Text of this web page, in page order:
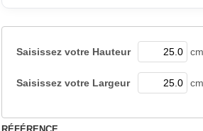
Saisissez votre Hauteur cm
Saisissez votre Largeur cm